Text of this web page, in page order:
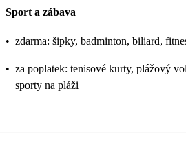
Sport a zábava
• zdarma: šipky, badminton, biliard,
• za poplatek: tenisové kurty, plážový
sporty na pláži